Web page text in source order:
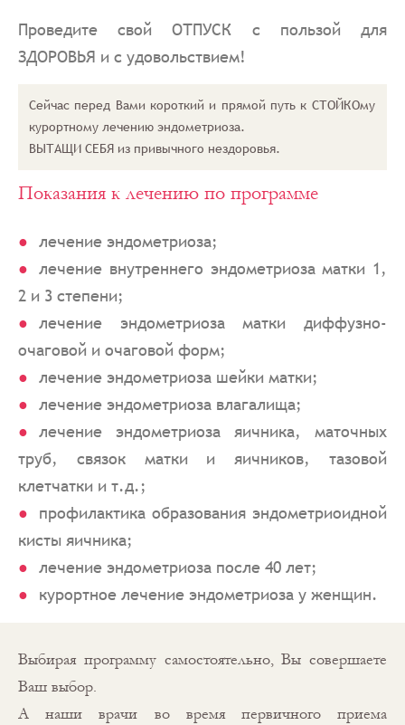
Проведите свой ОТПУСК с пользой для
ЗДОРОВЬЯ и с удовольствием!
Сейчас перед Вами короткий и прямой путь к СТОЙКОму
курортному лечению эндометриоза.
ВЫТАЩИ СЕБЯ из привычного нездоровья.
Показания к лечению по программе
лечение эндометриоза;
лечение внутреннего эндометриоза матки 1,
2 и 3 степени;
лечение эндометриоза матки диффузно-
очаговой и очаговой форм;
лечение эндометриоза шейки матки;
лечение эндометриоза влагалища;
лечение эндометриоза яичника, маточных
труб, связок матки и яичников, тазовой
клетчатки и т.д.;
профилактика образования эндометриоидной
кисты яичника;
лечение эндометриоза после 40 лет;
курортное лечение эндометриоза у женщин.
Выбирая программу самостоятельно, Вы совершаете
Ваш выбор.
А наши врачи во время первичного приема